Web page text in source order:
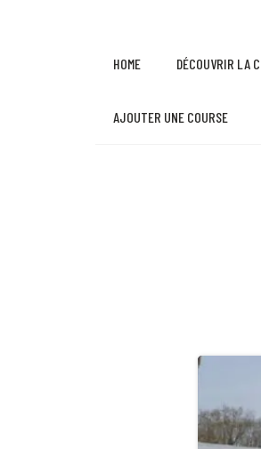
HOME DÉCOUVRIR LA
AJOUTER UNE COURSE